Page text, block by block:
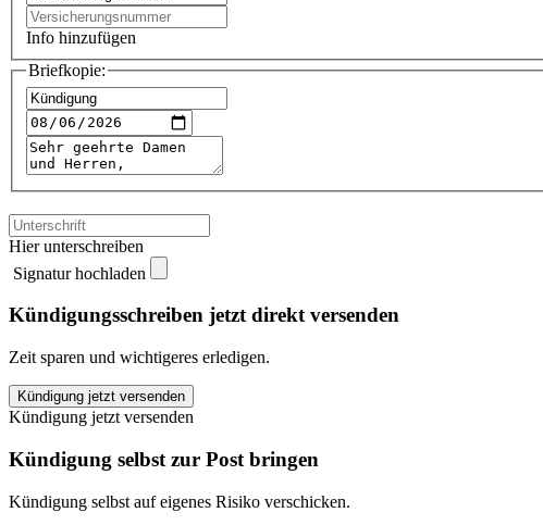
Info hinzufügen
Briefkopie:
Hier unterschreiben
Signatur hochladen
Kündigungsschreiben jetzt direkt versenden
Zeit sparen und wichtigeres erledigen.
Die
Bayerische
Versicherung
kündigen
quantity
Kündigung jetzt versenden
Kündigung jetzt versenden
Kündigung selbst zur Post bringen
Kündigung selbst auf eigenes Risiko verschicken.